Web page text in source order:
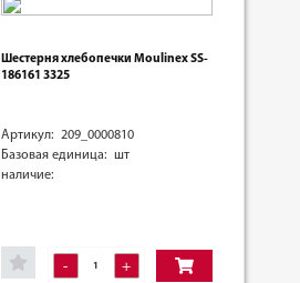
Шестерня хлебопечки Moulinex SS-
186161 3325
Артикул: 209_0000810
Базовая единица: шт
наличие:
- +